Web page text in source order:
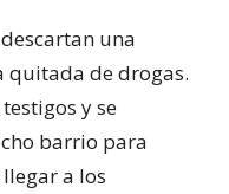
una
quitada de drogas.
y se
barrio para
a los